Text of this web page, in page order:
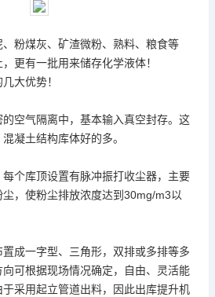
粉煤灰、矿渣微粉、熟料、粮食等
更有一批用来储存化学液体！
大优势！
的空气隔离中，基本输入真空封存。这
凝土结构库体好的多。
个库顶设置有脉冲振打收尘器，主要
，使粉尘排放浓度达到30mg/m3以
成一字型、三角形，双排或多排等多
可根据现场情况确定，自由、灵活能
采用起立管道出料，因此出库提升机